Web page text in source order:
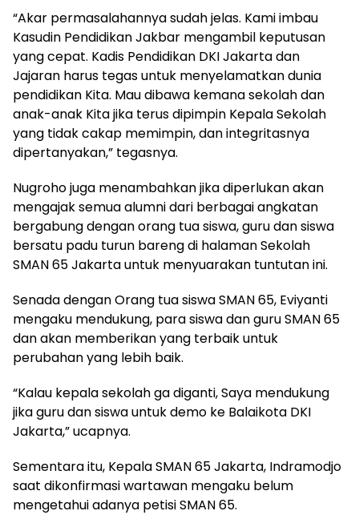
“Akar permasalahannya sudah jelas. Kami imbau
Kasudin Pendidikan Jakbar mengambil keputusan
yang cepat. Kadis Pendidikan DKI Jakarta dan
Jajaran harus tegas untuk menyelamatkan dunia
pendidikan Kita. Mau dibawa kemana sekolah dan
anak-anak Kita jika terus dipimpin Kepala Sekolah
yang tidak cakap memimpin, dan integritasnya
dipertanyakan,” tegasnya.
Nugroho juga menambahkan jika diperlukan akan
mengajak semua alumni dari berbagai angkatan
bergabung dengan orang tua siswa, guru dan siswa
bersatu padu turun bareng di halaman Sekolah
SMAN 65 Jakarta untuk menyuarakan tuntutan ini.
Senada dengan Orang tua siswa SMAN 65, Eviyanti
mengaku mendukung, para siswa dan guru SMAN 65
dan akan memberikan yang terbaik untuk
perubahan yang lebih baik.
“Kalau kepala sekolah ga diganti, Saya mendukung
jika guru dan siswa untuk demo ke Balaikota DKI
Jakarta,” ucapnya.
Sementara itu, Kepala SMAN 65 Jakarta, Indramodjo
saat dikonfirmasi wartawan mengaku belum
mengetahui adanya petisi SMAN 65.